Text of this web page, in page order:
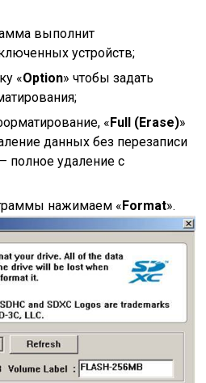
выполнит
устройств;
«Option» чтобы задать
« Full (Erase)»
данных без перезаписи
полное удаление с
нажимаем « Format».